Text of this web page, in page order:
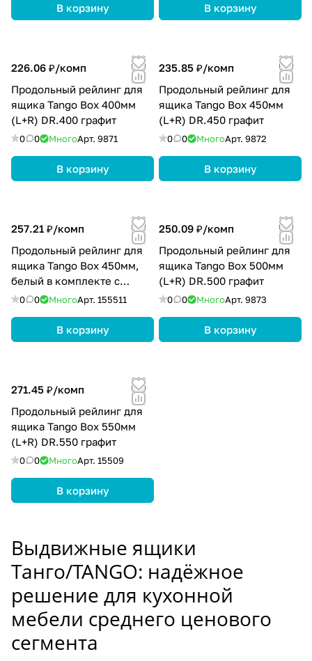
В корзину В корзину
226.06 ₽/комп
Продольный рейлинг для
ящика Tango Box 400мм
(L+R) DR.400 графит
0 0 МногоАрт. 9871
В корзину
235.85 ₽/комп
Продольный рейлинг для
ящика Tango Box 450мм
(L+R) DR.450 графит
0 0 МногоАрт. 9872
В корзину
257.21 ₽/комп
Продольный рейлинг для
ящика Tango Box 450мм,
белый в комплекте с
держателями
0 0 МногоАрт. 155511
В корзину
250.09 ₽/комп
Продольный рейлинг для
ящика Tango Box 500мм
(L+R) DR.500 графит
0 0 МногоАрт. 9873
В корзину
271.45 ₽/комп
Продольный рейлинг для
ящика Tango Box 550мм
(L+R) DR.550 графит
0 0 МногоАрт. 15509
В корзину
Выдвижные ящики
Танго/TANGO: надёжное
решение для кухонной
мебели среднего ценового
сегмента